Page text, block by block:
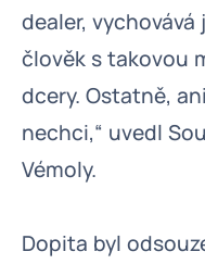
dealer, vychovává
člověk s takovou
dcery. Ostatně,
nechci,“ uvedl
Vémoly.
Dopita byl